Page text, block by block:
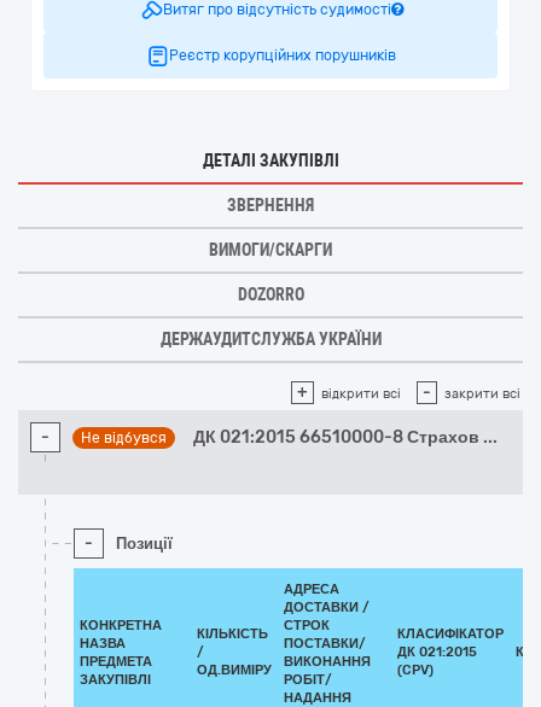
Витяг про відсутність судимості
Реєстр корупційних порушників
ДЕТАЛІ ЗАКУПІВЛІ
ЗВЕРНЕННЯ
ВИМОГИ/СКАРГИ
DOZORRO
ДЕРЖАУДИТСЛУЖБА УКРАЇНИ
+ відкрити всі - закрити всі
- Не відбувся ДК 021:2015 66510000-8 Страхов ...
- Позиції
КОНКРЕТНА
НАЗВА
ПРЕДМЕТА
ЗАКУПІВЛІ
КІЛЬКІСТЬ
/
ОД.ВИМІРУ
АДРЕСА
ДОСТАВКИ /
СТРОК
ПОСТАВКИ/
ВИКОНАННЯ
РОБІТ/
НАДАННЯ
КЛАСИФІКАТОР
ДК 021:2015
(CPV)